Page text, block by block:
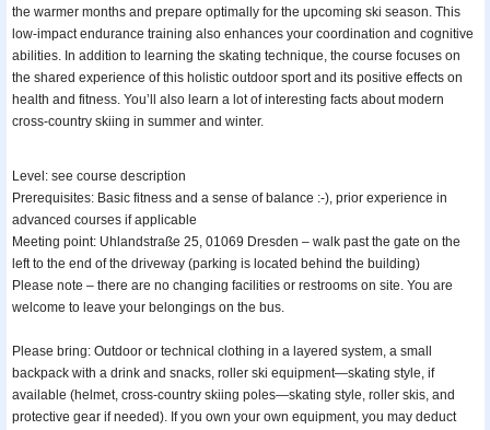
the warmer months and prepare optimally for the upcoming ski season. This
low-impact endurance training also enhances your coordination and cognitive
abilities. In addition to learning the skating technique, the course focuses on
the shared experience of this holistic outdoor sport and its positive effects on
health and fitness. You’ll also learn a lot of interesting facts about modern
cross-country skiing in summer and winter.
Level: see course description
Prerequisites: Basic fitness and a sense of balance :-), prior experience in
advanced courses if applicable
Meeting point: Uhlandstraße 25, 01069 Dresden – walk past the gate on the
left to the end of the driveway (parking is located behind the building)
Please note – there are no changing facilities or restrooms on site. You are
welcome to leave your belongings on the bus.
Please bring: Outdoor or technical clothing in a layered system, a small
backpack with a drink and snacks, roller ski equipment—skating style, if
available (helmet, cross-country skiing poles—skating style, roller skis, and
protective gear if needed). If you own your own equipment, you may deduct